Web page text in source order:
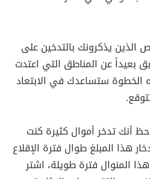
الذين يذكرونك بالتدخين على
بعيداً عن المناطق التي اعتدت
الخطوة ستساعدك في الابتعاد
أنك تدخر أموال كثيرة كنت
هذا المبلغ طوال فترة الإقلاع
المنوال فترة طويلة، اشتر